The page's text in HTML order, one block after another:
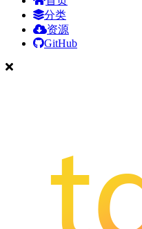
分类
资源
GitHub